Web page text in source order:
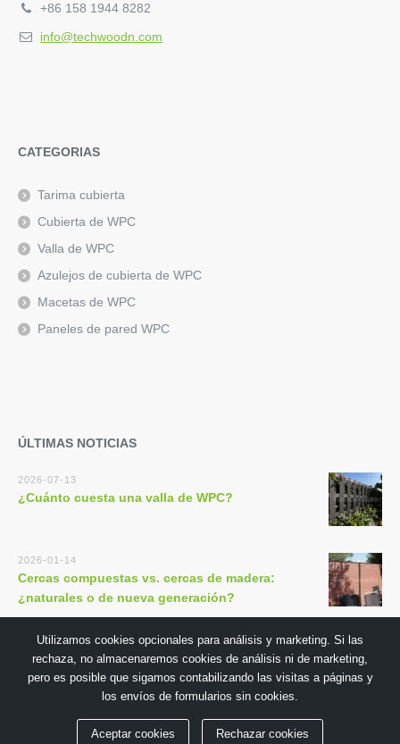
+86 158 1944 8282
info@techwoodn.com
CATEGORIAS
Tarima cubierta
Cubierta de WPC
Valla de WPC
Azulejos de cubierta de WPC
Macetas de WPC
Paneles de pared WPC
ÚLTIMAS NOTICIAS
2026-07-13
¿Cuánto cuesta una valla de WPC?
2026-01-14
Cercas compuestas vs. cercas de madera:
¿naturales o de nueva generación?
Copyright © 2018 por GuangDong TECHWOODN Co., Ltd
Utilizamos cookies opcionales para análisis y marketing. Si las
rechaza, no almacenaremos cookies de análisis ni de marketing,
pero es posible que sigamos contabilizando las visitas a páginas y
los envíos de formularios sin cookies.
Aceptar cookies Rechazar cookies